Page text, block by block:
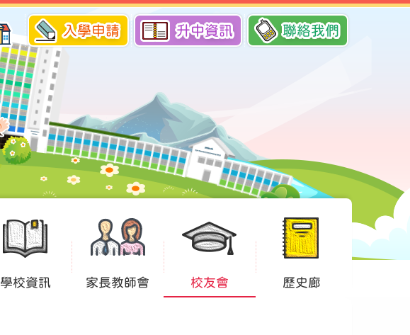
入學申請 升中資訊 聯絡我們
學校資訊 家長教師會 校友會 歷史廊